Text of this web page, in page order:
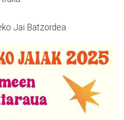
Jai Batzordea.